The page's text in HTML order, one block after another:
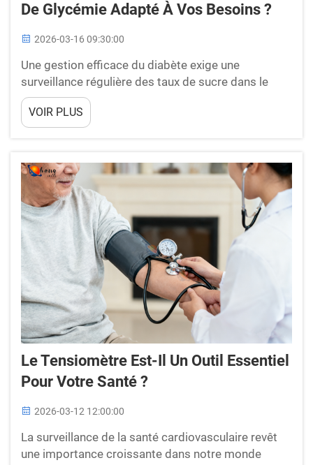
De Glycémie Adapté À Vos Besoins ?
2026-03-16 09:30:00
Une gestion efficace du diabète exige une
surveillance régulière des taux de sucre dans le
sang, ce qui rend le choix d’un lecteur de glycémie
approprié une décision essentielle pour des
millions de personnes dans le monde entier. Le
chacune...
VOIR PLUS
Le Tensiomètre Est-Il Un Outil Essentiel
Pour Votre Santé ?
2026-03-12 12:00:00
La surveillance de la santé cardiovasculaire revêt
une importance croissante dans notre monde